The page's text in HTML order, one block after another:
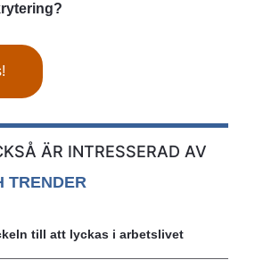
ÄR INTRESSERAD AV
TRENDER
till att lyckas i arbetslivet